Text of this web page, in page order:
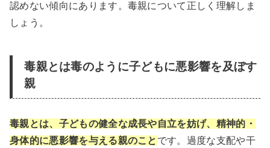
認めない傾向にあります。毒親について正しく理解しま
しょう。
毒親とは毒のように子どもに悪影響を及ぼす
親
毒親とは、子どもの健全な成長や自立を妨げ、精神的・
身体的に悪影響を与える親のこと です。過度な支配や干